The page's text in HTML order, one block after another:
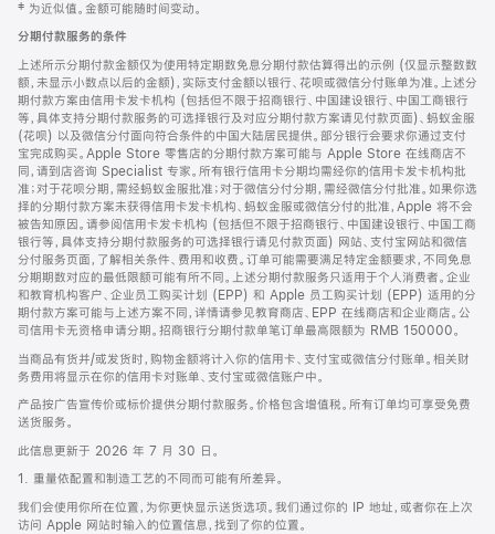
页
页
脚
注
‡ 为近似值。金额可能随时间变动。
分期付款服务的条件
上述所示分期付款金额仅为使用特定期数免息分期付款估算得出的示例 (仅显示整数数
额，未显示小数点以后的金额)，实际支付金额以银行、花呗或微信分付账单为准。上述分
期付款方案由信用卡发卡机构 (包括但不限于招商银行、中国建设银行、中国工商银行
等，具体支持分期付款服务的可选择银行及对应分期付款方案请见付款页面)、蚂蚁金服
(花呗) 以及微信分付面向符合条件的中国大陆居民提供。部分银行会要求你通过支付
宝完成购买。Apple Store 零售店的分期付款方案可能与 Apple Store 在线商店不
同，请到店咨询 Specialist 专家。所有银行信用卡分期均需经你的信用卡发卡机构批
准；对于花呗分期，需经蚂蚁金服批准；对于微信分付分期，需经微信分付批准。如果你选
择的分期付款方案未获得信用卡发卡机构、蚂蚁金服或微信分付的批准，Apple 将不会
被告知原因。请参阅信用卡发卡机构 (包括但不限于招商银行、中国建设银行、中国工商
银行等，具体支持分期付款服务的可选择银行请见付款页面) 网站、支付宝网站和微信
分付服务页面，了解相关条件、费用和收费。订单可能需要满足特定金额要求，不同免息
分期期数对应的最低限额可能有所不同。上述分期付款服务只适用于个人消费者。企业
和教育机构客户、企业员工购买计划 (EPP) 和 Apple 员工购买计划 (EPP) 适用的分
期付款方案可能与上述方案不同，详情请参见教育商店、EPP 在线商店和企业商店。公
司信用卡无资格申请分期。招商银行分期付款单笔订单最高限额为 RMB 150000。
当商品有货并/或发货时，购物金额将计入你的信用卡、支付宝或微信分付账单。相关财
务费用将显示在你的信用卡对账单、支付宝或微信账户中。
产品按广告宣传价或标价提供分期付款服务。价格包含增值税。所有订单均可享受免费
送货服务。
此信息更新于 2026 年 7 月 30 日。
1. 重量依配置和制造工艺的不同而可能有所差异。
我们会使用你所在位置，为你更快显示送货选项。我们通过你的 IP 地址，或者你在上次
访问 Apple 网站时输入的位置信息，找到了你的位置。